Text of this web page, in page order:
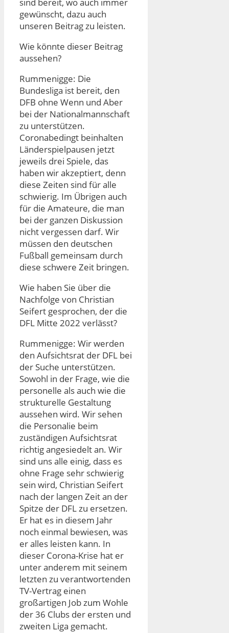
sind bereit, wo auch immer
gewünscht, dazu auch
unseren Beitrag zu leisten.
Wie könnte dieser Beitrag
aussehen?
Rummenigge: Die
Bundesliga ist bereit, den
DFB ohne Wenn und Aber
bei der Nationalmannschaft
zu unterstützen.
Coronabedingt beinhalten
Länderspielpausen jetzt
jeweils drei Spiele, das
haben wir akzeptiert, denn
diese Zeiten sind für alle
schwierig. Im Übrigen auch
für die Amateure, die man
bei der ganzen Diskussion
nicht vergessen darf. Wir
müssen den deutschen
Fußball gemeinsam durch
diese schwere Zeit bringen.
Wie haben Sie über die
Nachfolge von Christian
Seifert gesprochen, der die
DFL Mitte 2022 verlässt?
Rummenigge: Wir werden
den Aufsichtsrat der DFL bei
der Suche unterstützen.
Sowohl in der Frage, wie die
personelle als auch wie die
strukturelle Gestaltung
aussehen wird. Wir sehen
die Personalie beim
zuständigen Aufsichtsrat
richtig angesiedelt an. Wir
sind uns alle einig, dass es
ohne Frage sehr schwierig
sein wird, Christian Seifert
nach der langen Zeit an der
Spitze der DFL zu ersetzen.
Er hat es in diesem Jahr
noch einmal bewiesen, was
er alles leisten kann. In
dieser Corona-Krise hat er
unter anderem mit seinem
letzten zu verantwortenden
TV-Vertrag einen
großartigen Job zum Wohle
der 36 Clubs der ersten und
zweiten Liga gemacht.